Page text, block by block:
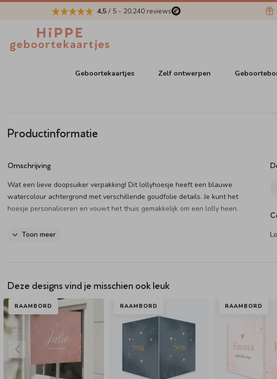
4,5 / 5 - 20.240 reviews
Geboortekaartjes Zelf ontwerpen
Productinformatie
Omschrijving
Wat een lieve doopsuiker verpakking! Dit lollyhoesje heeft een blauwe
watercolour achtergrond met verschillende goudfolie details. Je kunt het
hoesje personaliseren en vouwt het thuis gemakkelijk om een lolly heen.
Dit product maakt onderdeel uit van
- Het formaat van het hoesje is 65x65mm.
- Het hoesje wordt enkelzijdig bedrukt.
- De hoesje komen per 3.
Toon meer
Deze designs vind je misschien ook leuk
RAAMBORD RAAMBORD RAAMBORD